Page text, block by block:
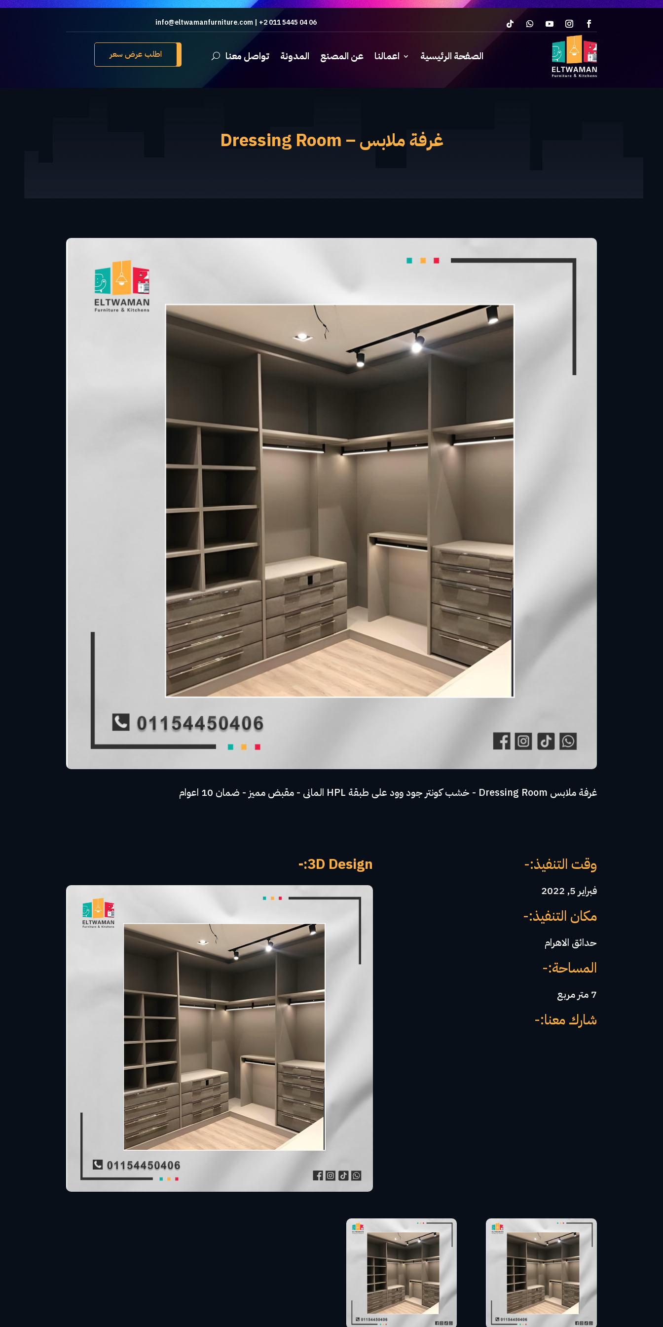
info@eltwamanfurniture.com | +2 011 5445 04 06
اطلب عرض سعر الصفحة الرئيسية اعمالنا عن المصنع المدونة تواصل معنا
غرفة ملابس – Dressing Room
غرفة ملابس Dressing Room - خشب كونتر جود وود على طبقة HPL المانى - مقبض مميز - ضمان 10 اعوام
3D Design:- وقت التنفيذ:-
فبراير 5, 2022
مكان التنفيذ:-
حدائق الاهرام
المساحة:-
7 متر مربع
شارك معنا:-